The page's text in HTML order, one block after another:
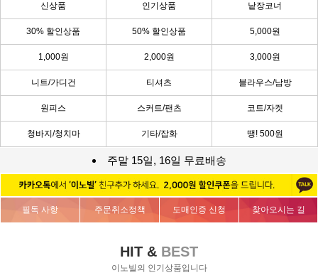
신상품 인기상품 낱장코너
30% 할인상품 50% 할인상품 5,000원
1,000원 2,000원 3,000원
니트/가디건 티셔츠 블라우스/남방
원피스 스커트/팬츠 코트/자켓
청바지/청치마 기타/잡화 땡! 500원
주말 15일, 16일 무료배송
필독 사항 주문취소정책 도매인증 신청 찾아오시는 길
HIT & BEST
이노빌의 인기상품입니다